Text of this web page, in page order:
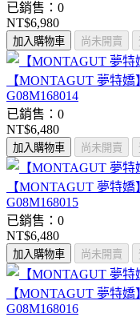
已銷售：0
NT$6,980
加入購物車 尚未開賣
【MONTAGUT 夢特
G08M168014
已銷售：0
NT$6,480
加入購物車 尚未開賣
【MONTAGUT 夢特
G08M168015
已銷售：0
NT$6,480
加入購物車 尚未開賣
【MONTAGUT 夢特
G08M168016